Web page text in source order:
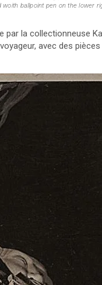
woith ballpoint pen on the lower
par la collectionneuse
avec des